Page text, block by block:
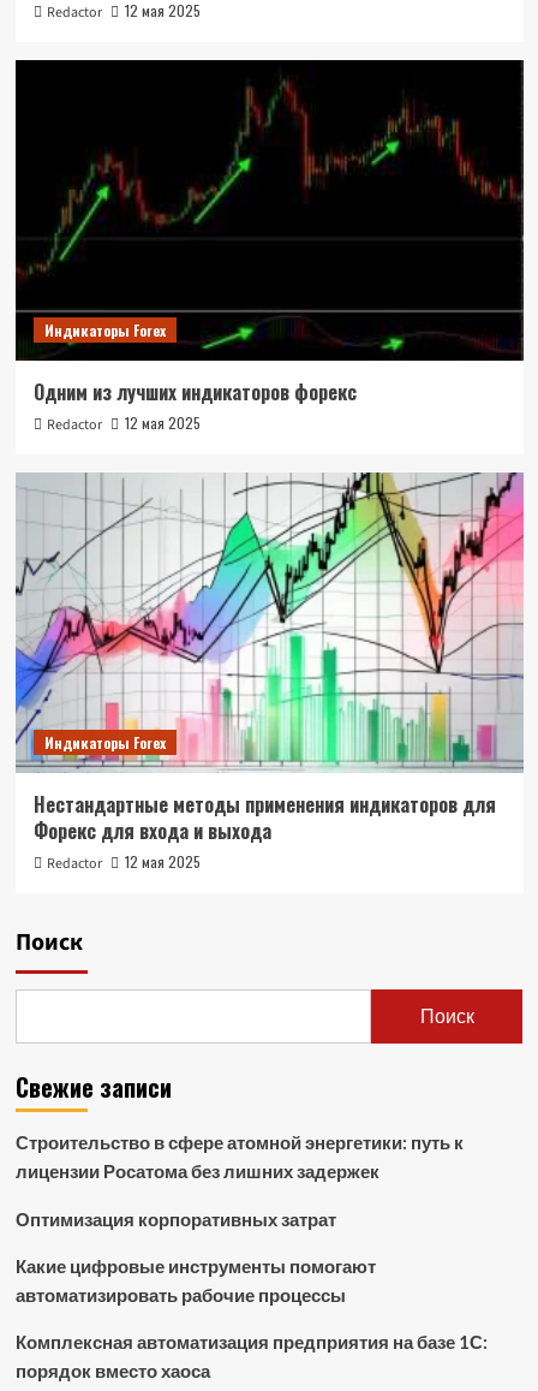
Redactor 12 мая 2025
Индикаторы Forex
Одним из лучших индикаторов форекс
Redactor 12 мая 2025
Индикаторы Forex
Нестандартные методы применения индикаторов для
Форекс для входа и выхода
Redactor 12 мая 2025
Поиск
Поиск
Свежие записи
Строительство в сфере атомной энергетики: путь к
лицензии Росатома без лишних задержек
Оптимизация корпоративных затрат
Какие цифровые инструменты помогают
автоматизировать рабочие процессы
Комплексная автоматизация предприятия на базе 1С:
порядок вместо хаоса